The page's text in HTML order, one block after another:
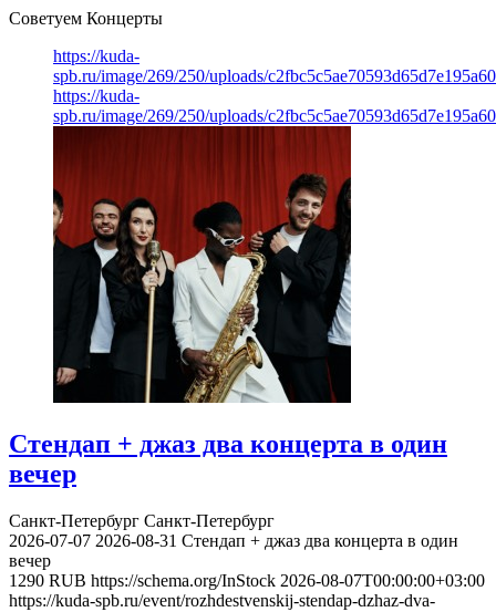
Советуем Концерты
https://kuda-
spb.ru/image/269/250/uploads/
https://kuda-
spb.ru/image/269/250/uploads/
Стендап + джаз два концерта в один
вечер
Санкт-Петербург Санкт-Петербург
2026-07-07 2026-08-31 Стендап + джаз два концерта в один
вечер
1290 RUB https://schema.org/InStock 2026-08-07T00:00:00+03:00
https://kuda-spb.ru/event/rozhdestvenskij-stendap-dzhaz-dva-